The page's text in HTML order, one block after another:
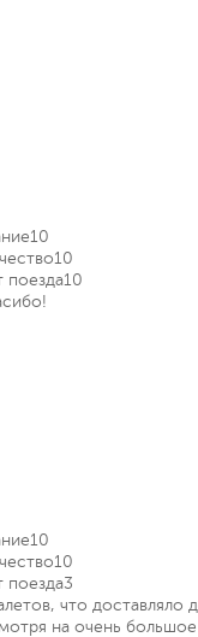
10
10
поезда10
10
10
поезда3
что
на очень